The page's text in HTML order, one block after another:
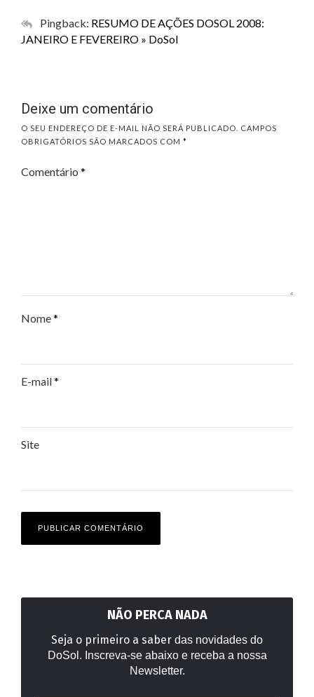
Pingback: RESUMO DE AÇÕES DOSOL 2008:
JANEIRO E FEVEREIRO » DoSol
Deixe um comentário
O SEU ENDEREÇO DE E-MAIL NÃO SERÁ PUBLICADO.
CAMPOS
OBRIGATÓRIOS SÃO MARCADOS COM *
Comentário *
Nome*
E-mail*
Site
NÃO PERCA NADA
Seja o primeiro a saber das novidades do
DoSol. Inscreva-se abaixo e receba a nossa
Newsletter.